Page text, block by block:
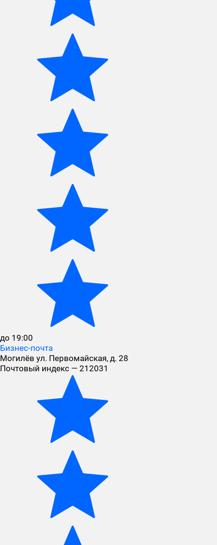
до 19:00
Бизнес-почта
Могилёв ул. Первомайская, д. 28
Почтовый индекс — 212031